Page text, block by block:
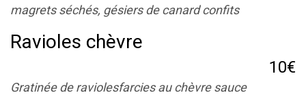
magrets séchés, gésiers de canard confits
Ravioles chèvre
10€
Gratinée de raviolesfarcies au chèvre sauce